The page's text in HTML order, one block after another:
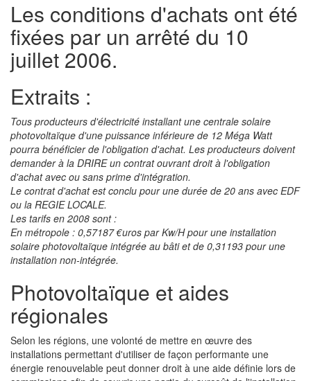
Les conditions d'achats ont été
fixées par un arrêté du 10
juillet 2006.
Extraits :
Tous producteurs d'électricité installant une centrale solaire
photovoltaïque d'une puissance inférieure de 12 Méga Watt
pourra bénéficier de l'obligation d'achat. Les producteurs doivent
demander à la DRIRE un contrat ouvrant droit à l'obligation
d'achat avec ou sans prime d'intégration.
Le contrat d'achat est conclu pour une durée de 20 ans avec EDF
ou la REGIE LOCALE.
Les tarifs en 2008 sont :
En métropole : 0,57187 €uros par Kw/H pour une installation
solaire photovoltaïque intégrée au bâti et de 0,31193 pour une
installation non-intégrée.
Photovoltaïque et aides
régionales
Selon les régions, une volonté de mettre en œuvre des
installations permettant d'utiliser de façon performante une
énergie renouvelable peut donner droit à une aide définie lors de